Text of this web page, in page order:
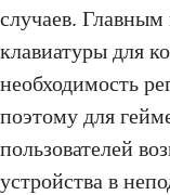
случаев.
клавиатуры для
необходимость
поэтому для
пользователей
устройства в